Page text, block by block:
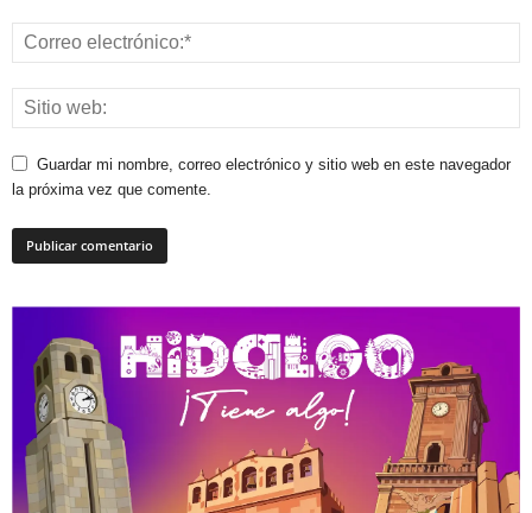
Guardar mi nombre, correo electrónico y sitio web en este navegador
la próxima vez que comente.